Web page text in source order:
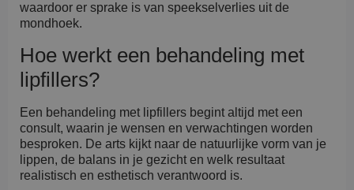
waardoor er sprake is van speekselverlies uit de
mondhoek.
Hoe werkt een behandeling met
lipfillers?
Een behandeling met lipfillers begint altijd met een
consult, waarin je wensen en verwachtingen worden
besproken. De arts kijkt naar de natuurlijke vorm van je
lippen, de balans in je gezicht en welk resultaat
realistisch en esthetisch verantwoord is.